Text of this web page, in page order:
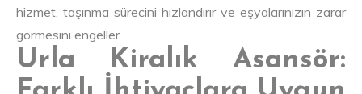
hizmet, taşınma sürecini hızlandırır ve eşyalarınızın zarar
görmesini engeller.
Urla Kiralık Asansör: